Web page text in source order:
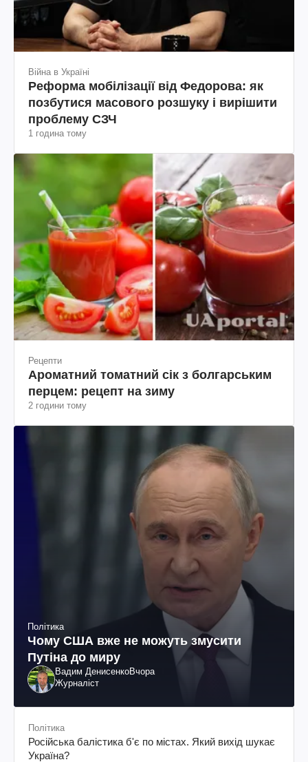
Війна в Україні
Реформа мобілізації від Федорова: як
позбутися масового розшуку і вирішити
проблему СЗЧ
1 година тому
Рецепти
Ароматний томатний сік з болгарським
перцем: рецепт на зиму
2 години тому
Політика
Чому США вже не можуть змусити
Путіна до миру
Вадим ДенисенкоВчора
Журналіст
Політика
Російська балістика б'є по містах. Який вихід шукає
Україна?